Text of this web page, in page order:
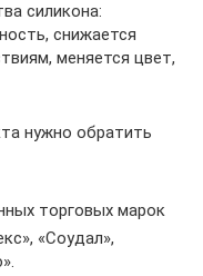
силикона:
снижается
меняется цвет,
нужно обратить
торговых марок
«Соудал»,